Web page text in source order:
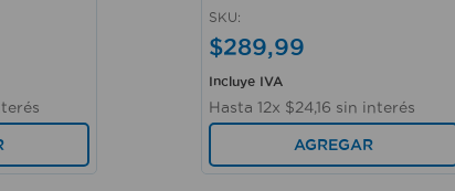
SKU:
$289,99
Incluye IVA
Hasta 12x $24,16 sin interés
AGREGAR